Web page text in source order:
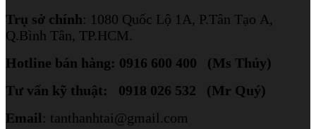
Trụ sở chính: 1080 Quốc Lộ 1A, P.Tân Tạo A,
Q.Bình Tân, TP.HCM.
Hotline bán hàng: 0916 600 400 (Ms Thủy)
Tư vấn kỹ thuật: 0918 026 532 (Mr Quý)
Email: tanthanhtai@gmail.com